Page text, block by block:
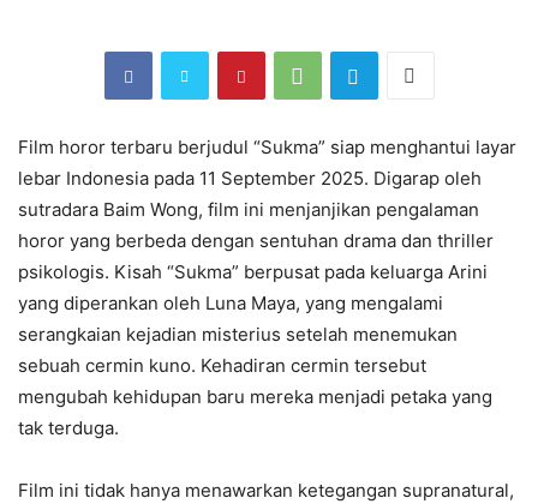
Film horor terbaru berjudul “Sukma” siap menghantui layar
lebar Indonesia pada 11 September 2025. Digarap oleh
sutradara Baim Wong, film ini menjanjikan pengalaman
horor yang berbeda dengan sentuhan drama dan thriller
psikologis. Kisah “Sukma” berpusat pada keluarga Arini
yang diperankan oleh Luna Maya, yang mengalami
serangkaian kejadian misterius setelah menemukan
sebuah cermin kuno. Kehadiran cermin tersebut
mengubah kehidupan baru mereka menjadi petaka yang
tak terduga.
Film ini tidak hanya menawarkan ketegangan supranatural,